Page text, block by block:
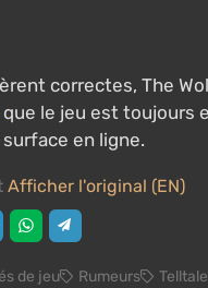
correctes, The
que le jeu est toujours
en ligne.
Afficher l'original (EN)
de jeu Rumeurs